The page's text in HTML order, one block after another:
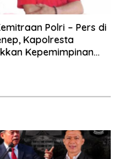
Polri – Pers di
Kapolresta
Kepemimpinan